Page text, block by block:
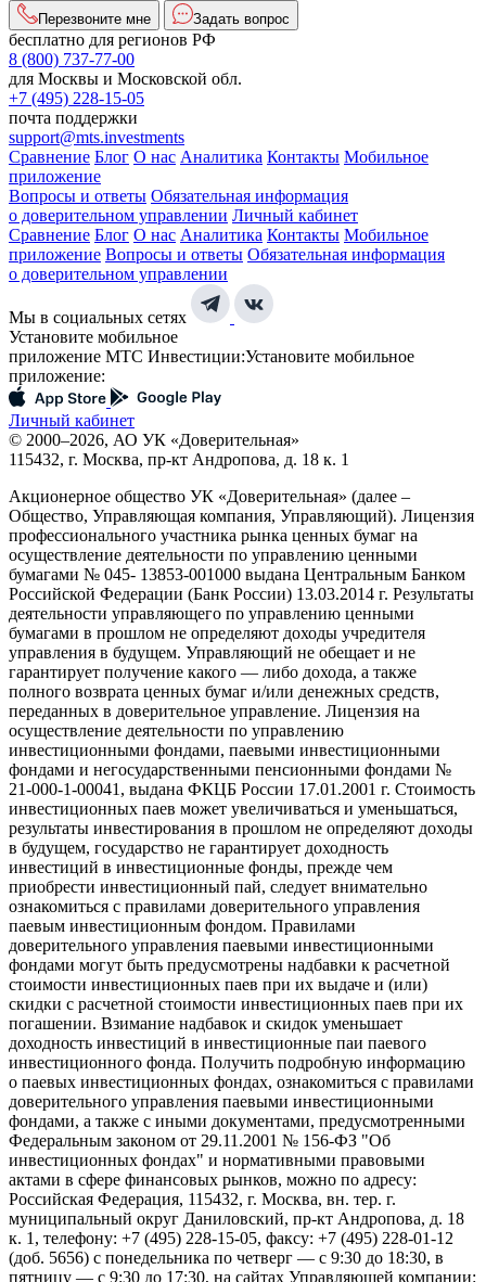
Перезвоните мне Задать вопрос
бесплатно для регионов РФ
8 (800) 737-77-00
для Москвы и Московской обл.
+7 (495) 228-15-05
почта поддержки
support@mts.investments
Сравнение Блог О нас Аналитика Контакты Мобильное
приложение
Вопросы и ответы Обязательная информация
о доверительном управлении Личный кабинет
Сравнение Блог О нас Аналитика Контакты Мобильное
приложение Вопросы и ответы Обязательная информация
о доверительном управлении
Мы в социальных сетях
Установите мобильное
приложение МТС Инвестиции:Установите мобильное
приложение:
Личный кабинет
© 2000–2026, АО УК «Доверительная»
115432, г. Москва, пр-кт Андропова, д. 18 к. 1
Акционерное общество УК «Доверительная» (далее –
Общество, Управляющая компания, Управляющий). Лицензия
профессионального участника рынка ценных бумаг на
осуществление деятельности по управлению ценными
бумагами № 045- 13853-001000 выдана Центральным Банком
Российской Федерации (Банк России) 13.03.2014 г. Результаты
деятельности управляющего по управлению ценными
бумагами в прошлом не определяют доходы учредителя
управления в будущем. Управляющий не обещает и не
гарантирует получение какого — либо дохода, а также
полного возврата ценных бумаг и/или денежных средств,
переданных в доверительное управление. Лицензия на
осуществление деятельности по управлению
инвестиционными фондами, паевыми инвестиционными
фондами и негосударственными пенсионными фондами №
21-000-1-00041, выдана ФКЦБ России 17.01.2001 г. Стоимость
инвестиционных паев может увеличиваться и уменьшаться,
результаты инвестирования в прошлом не определяют доходы
в будущем, государство не гарантирует доходность
инвестиций в инвестиционные фонды, прежде чем
приобрести инвестиционный пай, следует внимательно
ознакомиться с правилами доверительного управления
паевым инвестиционным фондом. Правилами
доверительного управления паевыми инвестиционными
фондами могут быть предусмотрены надбавки к расчетной
стоимости инвестиционных паев при их выдаче и (или)
скидки с расчетной стоимости инвестиционных паев при их
погашении. Взимание надбавок и скидок уменьшает
доходность инвестиций в инвестиционные паи паевого
инвестиционного фонда. Получить подробную информацию
о паевых инвестиционных фондах, ознакомиться с правилами
доверительного управления паевыми инвестиционными
фондами, а также с иными документами, предусмотренными
Федеральным законом от 29.11.2001 № 156-ФЗ "Об
инвестиционных фондах" и нормативными правовыми
актами в сфере финансовых рынков, можно по адресу:
Российская Федерация, 115432, г. Москва, вн. тер. г.
муниципальный округ Даниловский, пр-кт Андропова, д. 18
к. 1, телефону: +7 (495) 228-15-05, факсу: +7 (495) 228-01-12
(доб. 5656) с понедельника по четверг — c 9:30 до 18:30, в
пятницу — с 9:30 до 17:30, на сайтах Управляющей компании: